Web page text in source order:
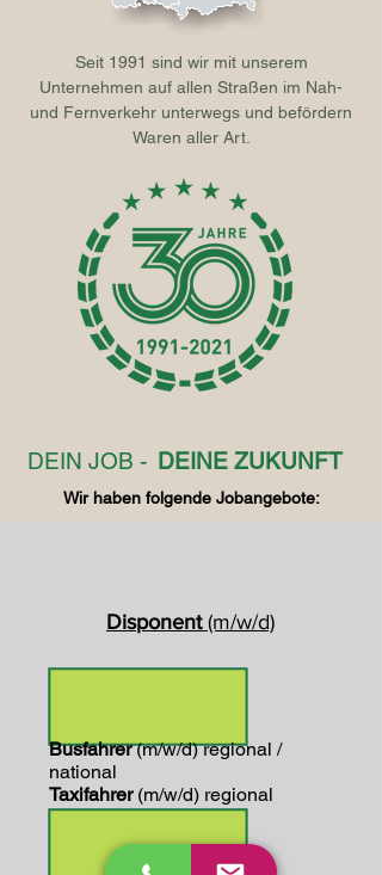
Seit 1991 sind wir mit unserem
Unternehmen auf allen Straßen im Nah-
und Fernverkehr unterwegs und befördern
Waren aller Art.
DEIN JOB - DEINE ZUKUNFT
Wir haben folgende Jobangebote:
Disponent (m/w/d)
Busfahrer(m/w/d) regional /
national
Taxifahrer (m/w/d) regional